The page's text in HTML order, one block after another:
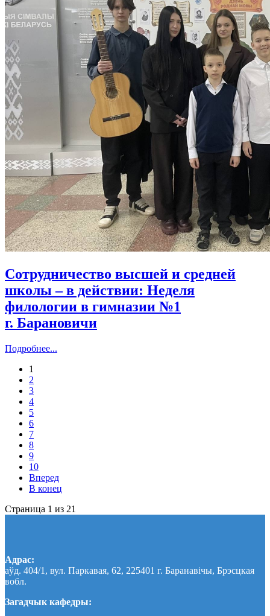
Сотрудничество высшей и средней
школы – в действии: Неделя
филологии в гимназии №1
г. Барановичи
Подробнее...
1
2
3
4
5
6
7
8
9
10
Вперед
В конец
Страница 1 из 21
Адрас:
аўд. 404/1, вул. Паркавая, 62, 225401 г. Баранавічы, Брэсцкая
вобл.
Загадчык кафедры: